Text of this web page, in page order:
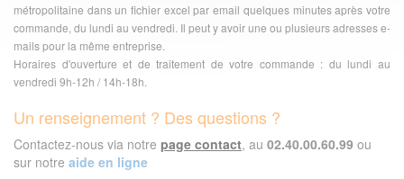
métropolitaine dans un fichier excel par email quelques minutes après votre
commande, du lundi au vendredi. Il peut y avoir une ou plusieurs adresses e-
mails pour la même entreprise.
Horaires d'ouverture et de traitement de votre commande : du lundi au
vendredi 9h-12h / 14h-18h.
Un renseignement ? Des questions ?
Contactez-nous via notre page contact, au 02.40.00.60.99 ou
sur notre aide en ligne